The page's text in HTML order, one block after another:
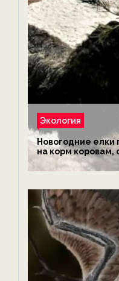
Экология
Новогодние елки
на корм коровам,
обезьянам,
экологии на